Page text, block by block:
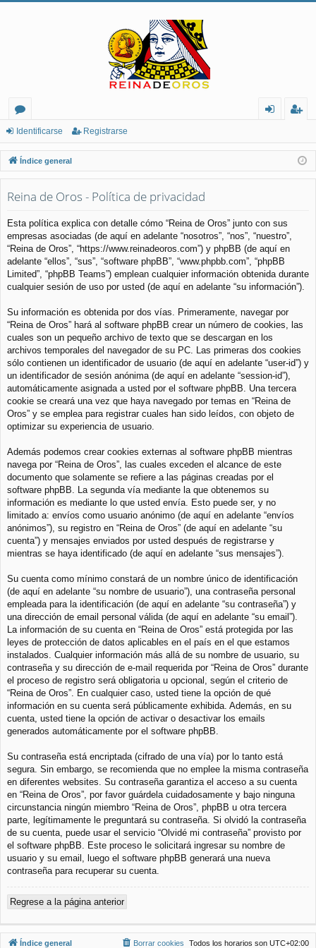
or
os
nt
ifi
e
ist
ra
Identificarse Registrarse
Índice general
Reina de Oros - Política de privacidad
Esta política explica con detalle cómo “Reina de Oros” junto con sus
empresas asociadas (de aquí en adelante “nosotros”, “nos”, “nuestro”,
“Reina de Oros”, “https://www.reinadeoros.com”) y phpBB (de aquí en
adelante “ellos”, “sus”, “software phpBB”, “www.phpbb.com”, “phpBB
Limited”, “phpBB Teams”) emplean cualquier información obtenida durante
cualquier sesión de uso por usted (de aquí en adelante “su información”).
Su información es obtenida por dos vías. Primeramente, navegar por
“Reina de Oros” hará al software phpBB crear un número de cookies, las
cuales son un pequeño archivo de texto que se descargan en los
archivos temporales del navegador de su PC. Las primeras dos cookies
sólo contienen un identificador de usuario (de aquí en adelante “user-id”) y
un identificador de sesión anónima (de aquí en adelante “session-id”),
automáticamente asignada a usted por el software phpBB. Una tercera
cookie se creará una vez que haya navegado por temas en “Reina de
Oros” y se emplea para registrar cuales han sido leídos, con objeto de
optimizar su experiencia de usuario.
Además podemos crear cookies externas al software phpBB mientras
navega por “Reina de Oros”, las cuales exceden el alcance de este
documento que solamente se refiere a las páginas creadas por el
software phpBB. La segunda vía mediante la que obtenemos su
información es mediante lo que usted envía. Esto puede ser, y no
limitado a: envíos como usuario anónimo (de aquí en adelante “envíos
anónimos”), su registro en “Reina de Oros” (de aquí en adelante “su
cuenta”) y mensajes enviados por usted después de registrarse y
mientras se haya identificado (de aquí en adelante “sus mensajes”).
Su cuenta como mínimo constará de un nombre único de identificación
(de aquí en adelante “su nombre de usuario”), una contraseña personal
empleada para la identificación (de aquí en adelante “su contraseña”) y
una dirección de email personal válida (de aquí en adelante “su email”).
La información de su cuenta en “Reina de Oros” está protegida por las
leyes de protección de datos aplicables en el país en el que estamos
instalados. Cualquier información más allá de su nombre de usuario, su
contraseña y su dirección de e-mail requerida por “Reina de Oros” durante
el proceso de registro será obligatoria u opcional, según el criterio de
“Reina de Oros”. En cualquier caso, usted tiene la opción de qué
información en su cuenta será públicamente exhibida. Además, en su
cuenta, usted tiene la opción de activar o desactivar los emails
generados automáticamente por el software phpBB.
Su contraseña está encriptada (cifrado de una vía) por lo tanto está
segura. Sin embargo, se recomienda que no emplee la misma contraseña
en diferentes websites. Su contraseña garantiza el acceso a su cuenta
en “Reina de Oros”, por favor guárdela cuidadosamente y bajo ninguna
circunstancia ningún miembro “Reina de Oros”, phpBB u otra tercera
parte, legítimamente le preguntará su contraseña. Si olvidó la contraseña
de su cuenta, puede usar el servicio “Olvidé mi contraseña” provisto por
el software phpBB. Este proceso le solicitará ingresar su nombre de
usuario y su email, luego el software phpBB generará una nueva
contraseña para recuperar su cuenta.
Regrese a la página anterior
Índice general Todos los horarios son UTC+02:00
Borrar cookies